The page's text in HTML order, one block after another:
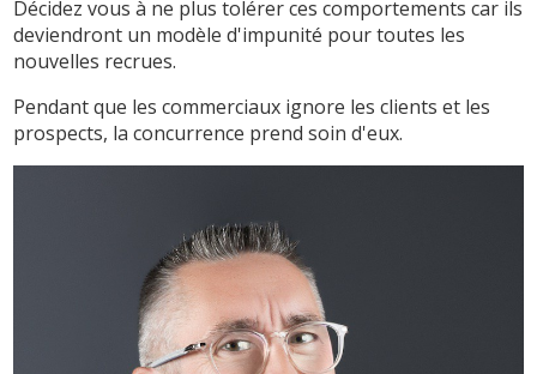
Décidez vous à ne plus tolérer ces comportements car ils
deviendront un modèle d'impunité pour toutes les
nouvelles recrues.
Pendant que les commerciaux ignore les clients et les
prospects, la concurrence prend soin d'eux.